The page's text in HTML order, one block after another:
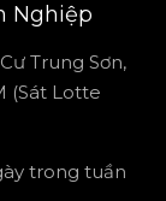
Nghiệp
Trung Sơn,
(Sát Lotte
trong tuần